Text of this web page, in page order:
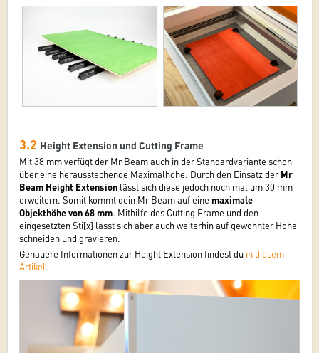
3.2 Height Extension und Cutting Frame
Mit 38 mm verfügt der Mr Beam auch in der Standardvariante schon
über eine herausstechende Maximalhöhe. Durch den Einsatz derMr
Beam Height Extension lässt sich diese jedoch noch mal um 30 mm
erweitern. Somit kommt dein Mr Beam auf eine maximale
Objekthöhe von 68 mm. Mithilfe des Cutting Frame und den
eingesetzten Sti[x] lässt sich aber auch weiterhin auf gewohnter Höhe
schneiden und gravieren.
Genauere Informationen zur Height Extension findest du in diesem
Artikel.